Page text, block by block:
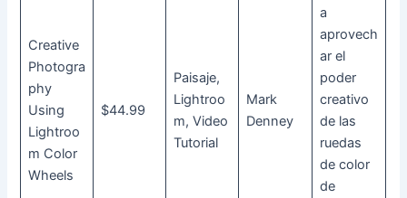
Creative
Photogra
phy
Using
Lightroo
m Color
Wheels
$44.99
Paisaje,
Lightroo
m, Video
Tutorial
Mark
Denney
a
aprovech
ar el
poder
creativo
de las
ruedas
de color
de